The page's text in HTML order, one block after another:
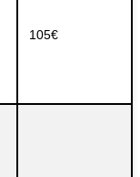
105€